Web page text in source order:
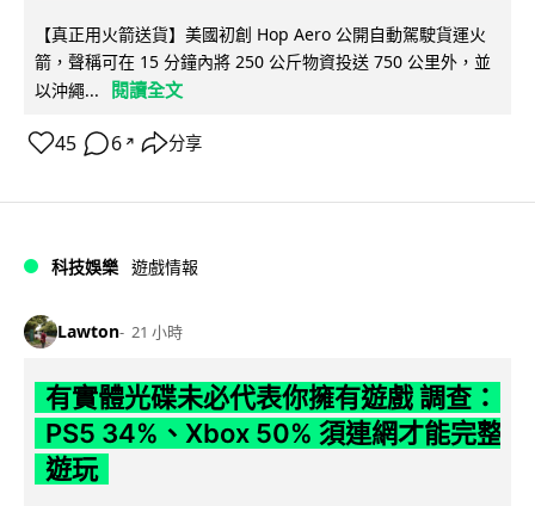
【真正用火箭送貨】美國初創 Hop Aero 公開自動駕駛貨運火
箭，聲稱可在 15 分鐘內將 250 公斤物資投送 750 公里外，並
以沖繩...
閱讀全文
45 6 ↗ 分享
科技娛樂 遊戲情報
Lawton 21 小時
有實體光碟未必代表你擁有遊戲 調查：
PS5 34%、Xbox 50% 須連網才能完整
遊玩